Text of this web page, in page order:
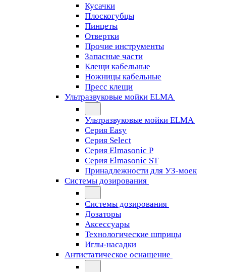
Кусачки
Плоскогубцы
Пинцеты
Отвертки
Прочие инструменты
Запасные части
Клещи кабельные
Ножницы кабельные
Пресс клещи
Ультразвуковые мойки ELMA
Ультразвуковые мойки ELMA
Серия Easy
Серия Select
Серия Elmasonic P
Серия Elmasonic ST
Принадлежности для УЗ-моек
Системы дозирования
Системы дозирования
Дозаторы
Аксессуары
Технологические шприцы
Иглы-насадки
Антистатическое оснащение